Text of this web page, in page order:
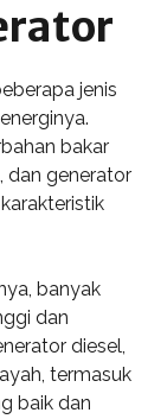
jenis
bakar
dan generator
banyak
dan
diesel,
termasuk
baik dan